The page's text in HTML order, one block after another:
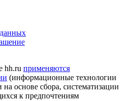
hh.ru применяются
(информационные технологии
основе сбора, систематизации
к предпочтениям